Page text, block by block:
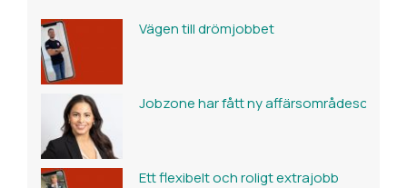
Vägen till drömjobbet
Jobzone har fått ny affärsområdeschef
Ett flexibelt och roligt extrajobb